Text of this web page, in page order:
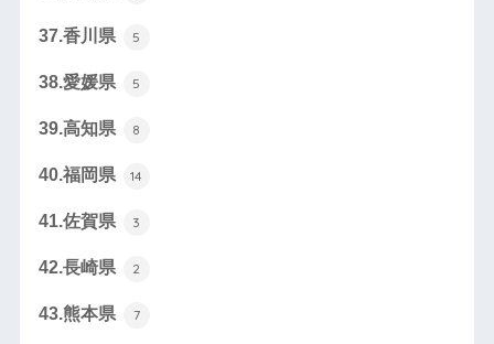
37.香川県 5
38.愛媛県 5
39.高知県 8
40.福岡県 14
41.佐賀県 3
42.長崎県 2
43.熊本県 7